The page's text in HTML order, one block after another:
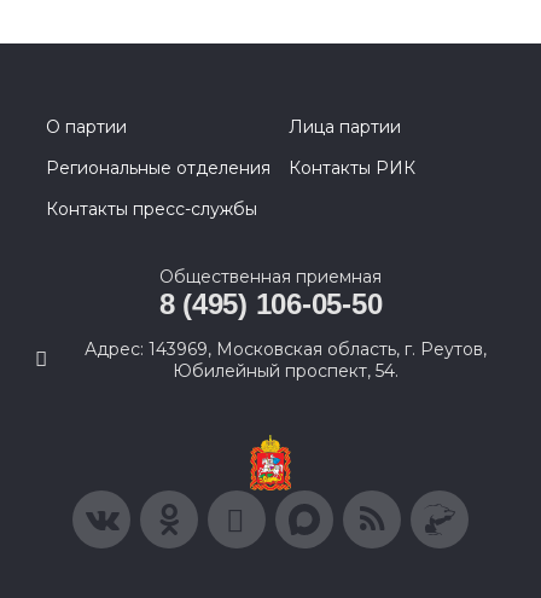
О партии
Лица партии
Региональные отделения
Контакты РИК
Контакты пресс-службы
Общественная приемная
8 (495) 106-05-50
Адрес: 143969, Московская область, г. Реутов,
Юбилейный проспект, 54.